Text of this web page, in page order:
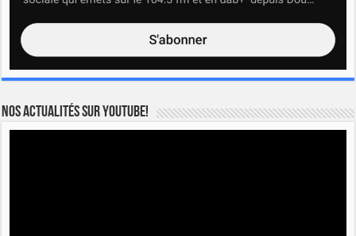
Nos actualités sur YOUTUBE!